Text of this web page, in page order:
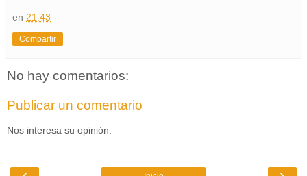
en 21:43
Compartir
No hay comentarios:
Publicar un comentario
Nos interesa su opinión: